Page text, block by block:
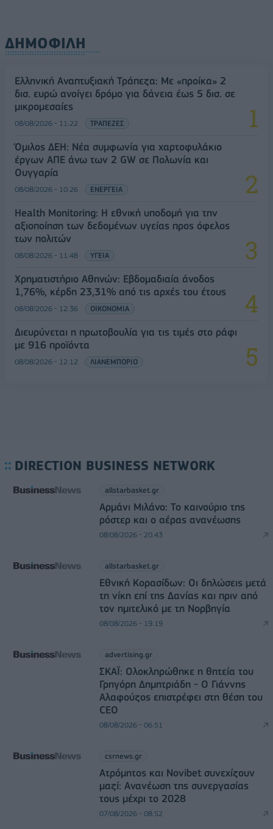
ΔΗΜΟΦΙΛΗ
Ελληνική Αναπτυξιακή Τράπεζα: Με «προίκα» 2
δισ. ευρώ ανοίγει δρόμο για δάνεια έως 5 δισ. σε
μικρομεσαίες
08/08/2026 - 11:22 ΤΡΑΠΕΖΕΣ
Όμιλος ΔΕΗ: Νέα συμφωνία για χαρτοφυλάκιο
έργων ΑΠΕ άνω των 2 GW σε Πολωνία και
Ουγγαρία
08/08/2026 - 10:26 ΕΝΕΡΓΕΙΑ
Health Monitoring: Η εθνική υποδομή για την
αξιοποίηση των δεδομένων υγείας προς όφελος
των πολιτών
08/08/2026 - 11:48 ΥΓΕΙΑ
Χρηματιστήριο Αθηνών: Εβδομαδιαία άνοδος
1,76%, κέρδη 23,31% από τις αρχές του έτους
08/08/2026 - 12:36 ΟΙΚΟΝΟΜΙΑ
Διευρύνεται η πρωτοβουλία για τις τιμές στο ράφι
με 916 προϊόντα
08/08/2026 - 12:12 ΛΙΑΝΕΜΠΟΡΙΟ
DIRECTION BUSINESS NETWORK
allstarbasket.gr
Αρμάνι Μιλάνο: Το καινούριο της
ρόστερ και ο αέρας ανανέωσης
08/08/2026 - 20:43
allstarbasket.gr
Εθνική Κορασίδων: Οι δηλώσεις μετά
τη νίκη επί της Δανίας και πριν από
τον ημιτελικό με τη Νορβηγία
08/08/2026 - 19:19
advertising.gr
ΣΚΑΪ: Ολοκληρώθηκε η θητεία του
Γρηγόρη Δημητριάδη - Ο Γιάννης
Αλαφούζος επιστρέφει στη θέση του
CEO
08/08/2026 - 06:51
csrnews.gr
Ατρόμητος και Novibet συνεχίζουν
μαζί: Ανανέωση της συνεργασίας
τους μέχρι το 2028
07/08/2026 - 08:52